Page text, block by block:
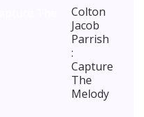
Colton
Jacob
Parrish
:
Capture
The
Melody